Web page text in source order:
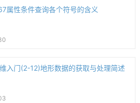
属性条件查询各个符号的含义
入门(2-12)地形数据的获取与处理简述